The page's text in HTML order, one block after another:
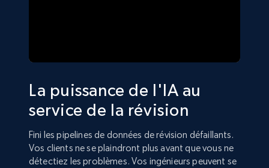
La puissance de l'IA au
service de la révision
Fini les pipelines de données de révision défaillants.
Vos clients ne se plaindront plus avant que vous ne
détectiez les problèmes. Vos ingénieurs peuvent se